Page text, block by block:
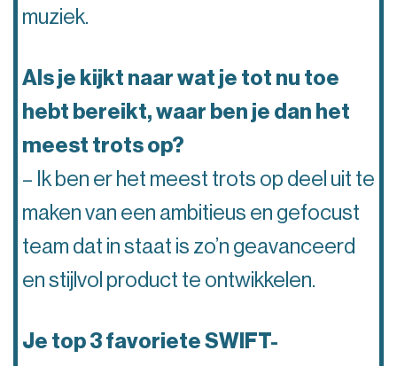
muziek.
Als je kijkt naar wat je tot nu toe
hebt bereikt, waar ben je dan het
meest trots op?
– Ik ben er het meest trots op deel uit te
maken van een ambitieus en gefocust
team dat in staat is zo’n geavanceerd
en stijlvol product te ontwikkelen.
Je top 3 favoriete SWIFT-